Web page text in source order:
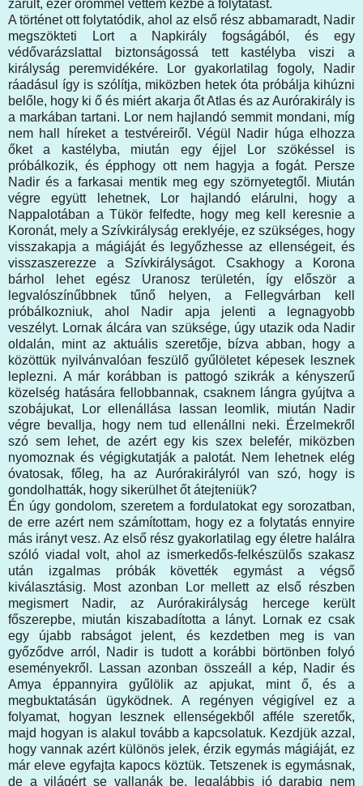
zárult, ezer örömmel vettem kézbe a folytatást.
A történet ott folytatódik, ahol az első rész abbamaradt, Nadir
megszökteti Lort a Napkirály fogságából, és egy
védővarázslattal biztonságossá tett kastélyba viszi a
királyság peremvidékére. Lor gyakorlatilag fogoly, Nadir
ráadásul így is szólítja, miközben hetek óta próbálja kihúzni
belőle, hogy ki ő és miért akarja őt Atlas és az Aurórakirály is
a markában tartani. Lor nem hajlandó semmit mondani, míg
nem hall híreket a testvéreiről. Végül Nadir húga elhozza
őket a kastélyba, miután egy éjjel Lor szökéssel is
próbálkozik, és épphogy ott nem hagyja a fogát. Persze
Nadir és a farkasai mentik meg egy szörnyetegtől. Miután
végre együtt lehetnek, Lor hajlandó elárulni, hogy a
Nappalotában a Tükör felfedte, hogy meg kell keresnie a
Koronát, mely a Szívkirályság ereklyéje, ez szükséges, hogy
visszakapja a mágiáját és legyőzhesse az ellenségeit, és
visszaszerezze a Szívkirályságot. Csakhogy a Korona
bárhol lehet egész Uranosz területén, így először a
legvalószínűbbnek tűnő helyen, a Fellegvárban kell
próbálkozniuk, ahol Nadir apja jelenti a legnagyobb
veszélyt. Lornak álcára van szüksége, úgy utazik oda Nadir
oldalán, mint az aktuális szeretője, bízva abban, hogy a
közöttük nyilvánvalóan feszülő gyűlöletet képesek lesznek
leplezni. A már korábban is pattogó szikrák a kényszerű
közelség hatására fellobbannak, csaknem lángra gyújtva a
szobájukat, Lor ellenállása lassan leomlik, miután Nadir
végre bevallja, hogy nem tud ellenállni neki. Érzelmekről
szó sem lehet, de azért egy kis szex belefér, miközben
nyomoznak és végigkutatják a palotát. Nem lehetnek elég
óvatosak, főleg, ha az Aurórakirályról van szó, hogy is
gondolhatták, hogy sikerülhet őt átejteniük?
Én úgy gondolom, szeretem a fordulatokat egy sorozatban,
de erre azért nem számítottam, hogy ez a folytatás ennyire
más irányt vesz. Az első rész gyakorlatilag egy életre halálra
szóló viadal volt, ahol az ismerkedős-felkészülős szakasz
után izgalmas próbák követték egymást a végső
kiválasztásig. Most azonban Lor mellett az első részben
megismert Nadir, az Aurórakirályság hercege került
főszerepbe, miután kiszabadította a lányt. Lornak ez csak
egy újabb rabságot jelent, és kezdetben meg is van
győződve arról, Nadir is tudott a korábbi börtönben folyó
eseményekről. Lassan azonban összeáll a kép, Nadir és
Amya éppannyira gyűlölik az apjukat, mint ő, és a
megbuktatásán ügyködnek. A regényen végigível ez a
folyamat, hogyan lesznek ellenségekből afféle szeretők,
majd hogyan is alakul tovább a kapcsolatuk. Kezdjük azzal,
hogy vannak azért különös jelek, érzik egymás mágiáját, ez
már eleve egyfajta kapocs köztük. Tetszenek is egymásnak,
de a világért se vallanák be, legalábbis jó darabig nem